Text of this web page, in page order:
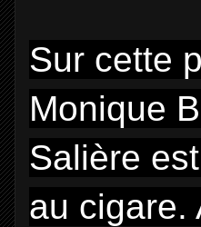
Sur cette
Monique
Salière
au cigare.